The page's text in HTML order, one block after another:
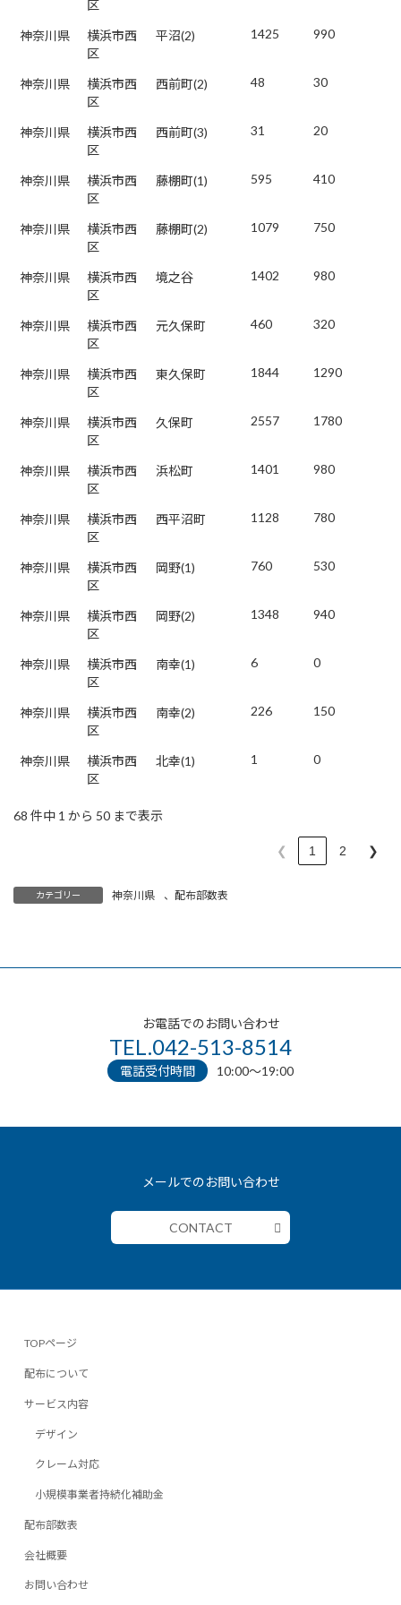
区
神奈川県
横浜市西
区
平沼(2) 1425 990
神奈川県
横浜市西
区
西前町(2) 48 30
神奈川県
横浜市西
区
西前町(3) 31 20
神奈川県
横浜市西
区
藤棚町(1) 595 410
神奈川県
横浜市西
区
藤棚町(2) 1079 750
神奈川県
横浜市西
区
境之谷 1402 980
神奈川県
横浜市西
区
元久保町 460 320
神奈川県
横浜市西
区
東久保町 1844 1290
神奈川県
横浜市西
区
久保町 2557 1780
神奈川県
横浜市西
区
浜松町 1401 980
神奈川県
横浜市西
区
西平沼町 1128 780
神奈川県
横浜市西
区
岡野(1) 760 530
神奈川県
横浜市西
区
岡野(2) 1348 940
神奈川県
横浜市西
区
南幸(1) 6 0
神奈川県
横浜市西
区
南幸(2) 226 150
神奈川県
横浜市西
区
北幸(1) 1 0
68 件中 1 から 50 まで表示
❮ 1 2 ❯
カテゴリー 神奈川県 、 配布部数表
お電話でのお問い合わせ
TEL.042-513-8514
電話受付時間 10:00〜19:00
メールでのお問い合わせ
CONTACT
TOPページ
配布について
サービス内容
デザイン
クレーム対応
小規模事業者持続化補助金
配布部数表
会社概要
お問い合わせ